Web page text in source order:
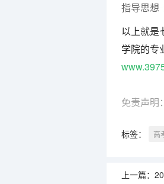
指导思想
以上就是
学院的专
免责声明
标签： 高
上一篇：